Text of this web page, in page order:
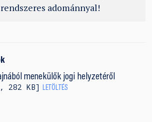
adománnyal!
menekülők jogi helyzetéről
, 282 KB LETÖLTÉS